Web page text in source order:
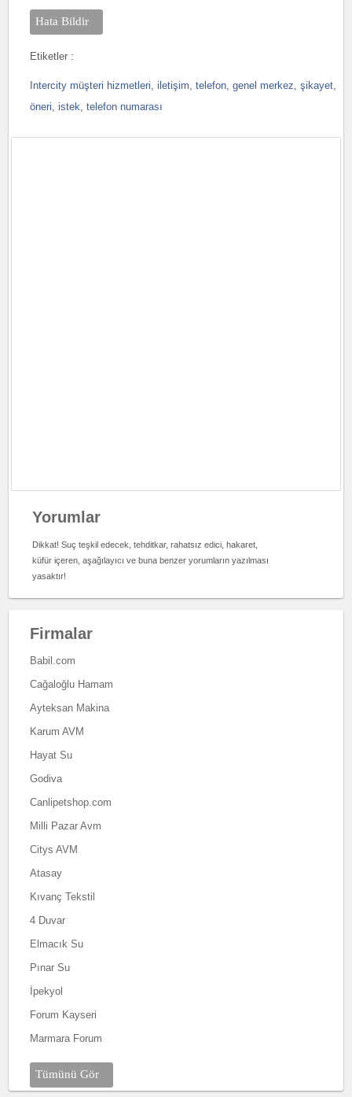
Hata Bildir
Etiketler :
Intercity müşteri hizmetleri, iletişim, telefon, genel merkez, şikayet,
öneri, istek, telefon numarası
Yorumlar
Dikkat! Suç teşkil edecek, tehditkar, rahatsız edici, hakaret,
küfür içeren, aşağılayıcı ve buna benzer yorumların yazılması
yasaktır!
Firmalar
Babil.com
Cağaloğlu Hamam
Ayteksan Makina
Karum AVM
Hayat Su
Godiva
Canlipetshop.com
Milli Pazar Avm
Citys AVM
Atasay
Kıvanç Tekstil
4 Duvar
Elmacık Su
Pınar Su
İpekyol
Forum Kayseri
Marmara Forum
Tümünü Gör